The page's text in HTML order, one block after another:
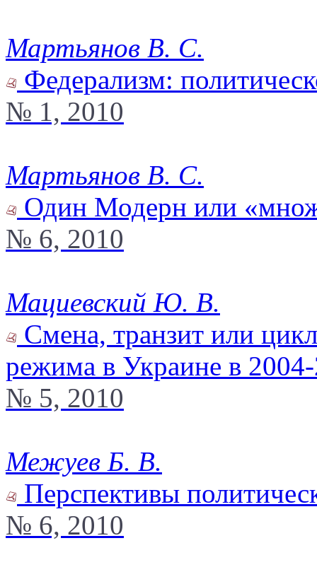
Мартьянов В. С.
Федерализм:
№ 1, 2010
Мартьянов В. С.
Один Модерн или
№ 6, 2010
Мациевский Ю. В.
Смена, транзит или
режима в Украине в 2004-
№ 5, 2010
Межуев Б. В.
Перспективы
№ 6, 2010